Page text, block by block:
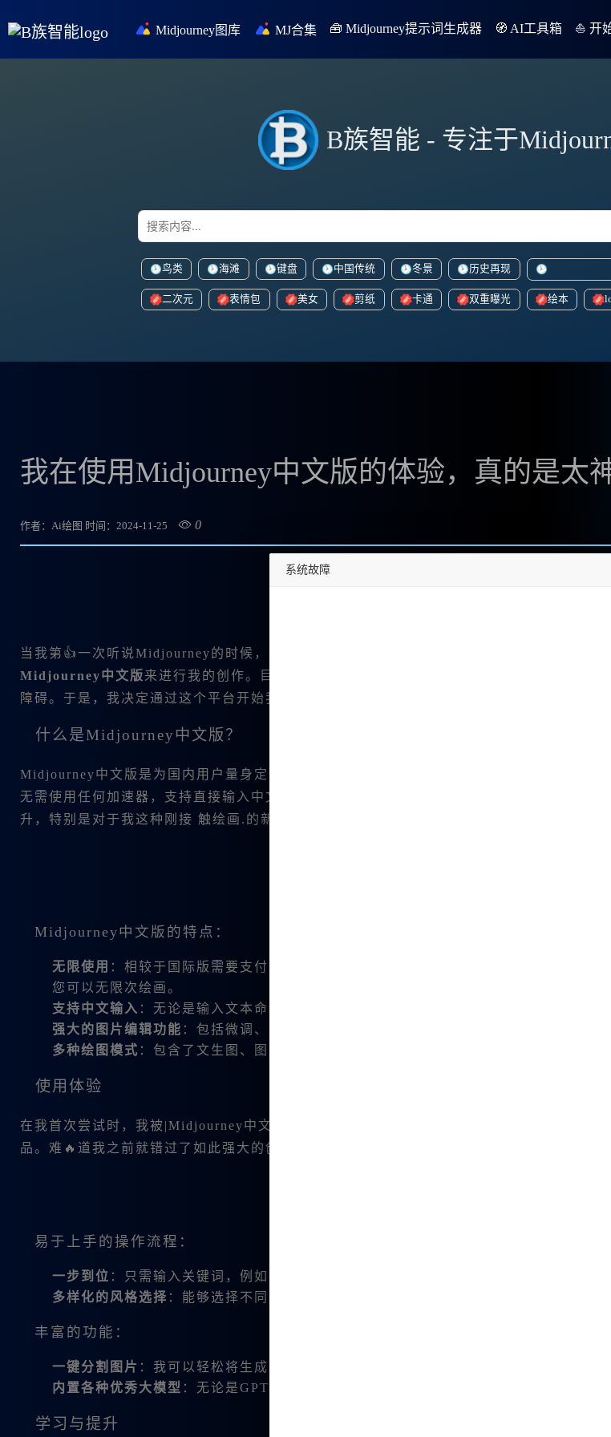
Midjourney图库 MJ合集 🧰 Midjourney提示词生成器 🧭 AI工具箱
⛵️ 开
B族智能 - 专注于
鸟类 海滩 键盘 中国传统 冬景
历史再现
二次元 表情包 美女 剪纸 卡通 双重曝光 绘本
我在使用Midjourney中文版的体验，真的是太
作者：Ai绘图 时间：2024-11-25 0
当我第👍一次听说Midjourney的时候，心中充满了好奇和期待。随着对这款工具了解的逐渐
Midjourney中文版来进行我的创作。目的很简单：我希望能够使用这一强大的绘画工具，而
障碍。于是，我决定通过这个平台开始我的创作之旅，访问网站：www.bzu.cn，来看看这个
什么是Midjourney中文版？
Midjourney中文版是为国内用户量身定制的，可谓是解决了许多用户在使用国际版时的烦恼
无需使用任何加速器，支持直接输入中文，这样让🔥我们的创作变得更加顺畅。使用中文界
升，特别是对于我这种刚接 触绘画.的新人来说，可以说是非常友好的。
Midjourney中文版的特点：
无限使用 ：相较于国际版需要支付一定的费用后才能使用，Midjourney中文版首次注册
您可以无限次绘画。
支持中文输入 ：无论是输入文本命令还是进行图片编辑，支持中文让我们的操作更加便利
强大的图片编辑功能 ：包括微调、变幻、扩图、局部重绘等，让每一幅作品都可以达到
多种绘图模式 ：包含了文生图、图生图、图片混图融合等多种方式，可以自由选择。
使用体验
在我首次尝试时，我被|Midjourney中文版的简易操作所惊艳。只需输入一句简单的话，便能
品。难🔥道我之前就错过了如此强大的创作工具吗？在使用的过程中，我还发现了以下几点便
易于上手的操作流程：
一步到位 ：只需输入关键词，例如“梦中的森林”，点击生成，几秒钟后便能得到多幅相
多样化的风格选择 ：能够选择不同的绘画风格，如油画、插画、水彩等，让我十分享受
丰富的功能：
一键分割图片 ：我可以轻松将生成的作品进行分割，保存为四宫格图片，以便于分享和
内置各种优秀大模型 ：无论是GPT-4O，还是其他优秀的AI模型，我都可以自由使用，
学习与提升
系统故障